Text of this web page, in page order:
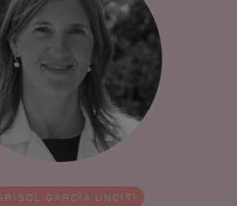
GARCÍA UNCITI